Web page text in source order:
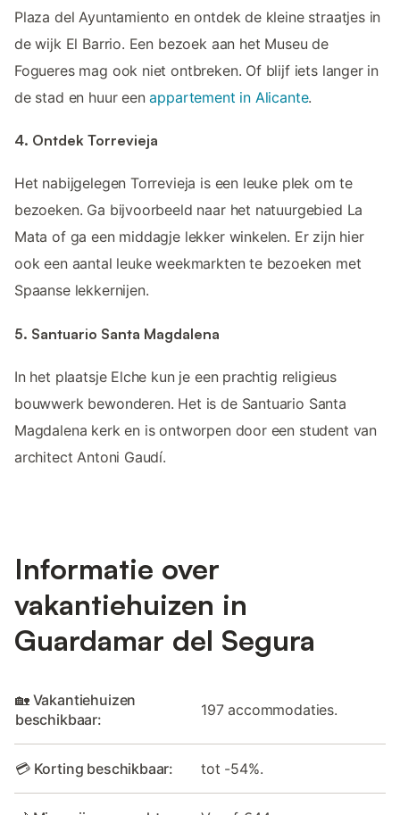
Plaza del Ayuntamiento en ontdek de kleine straatjes in
de wijk El Barrio. Een bezoek aan het Museu de
Fogueres mag ook niet ontbreken. Of blijf iets langer in
de stad en huur eenappartement in Alicante.
4. Ontdek Torrevieja
Het nabijgelegen Torrevieja is een leuke plek om te
bezoeken. Ga bijvoorbeeld naar het natuurgebied La
Mata of ga een middagje lekker winkelen. Er zijn hier
ook een aantal leuke weekmarkten te bezoeken met
Spaanse lekkernijen.
5. Santuario Santa Magdalena
In het plaatsje Elche kun je een prachtig religieus
bouwwerk bewonderen. Het is de Santuario Santa
Magdalena kerk en is ontworpen door een student van
architect Antoni Gaudí.
Informatie over
vakantiehuizen in
Guardamar del Segura
🏡 Vakantiehuizen
beschikbaar:
197 accommodaties.
💳 Korting beschikbaar: tot -54%.